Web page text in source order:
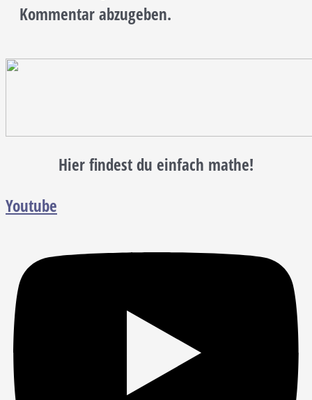
Kommentar abzugeben.
Hier findest du einfach mathe!
Youtube